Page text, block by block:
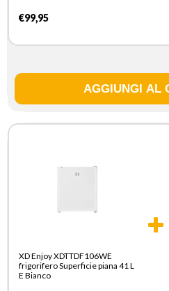
€99,95
XD Enjoy XDTTDF106WE
frigorifero Superficie piana 41 L
E Bianco